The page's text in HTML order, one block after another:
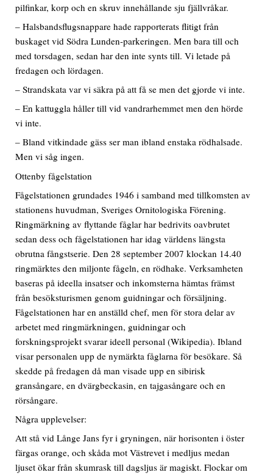
pilfinkar, korp och en skruv innehållande sju fjällvråkar.
– Halsbandsflugsnappare hade rapporterats flitigt från
buskaget vid Södra Lunden-parkeringen. Men bara till och
med torsdagen, sedan har den inte synts till. Vi letade på
fredagen och lördagen.
– Strandskata var vi säkra på att få se men det gjorde vi inte.
– En kattuggla håller till vid vandrarhemmet men den hörde
vi inte.
– Bland vitkindade gäss ser man ibland enstaka rödhalsade.
Men vi såg ingen.
Ottenby fågelstation
Fågelstationen grundades 1946 i samband med tillkomsten av
stationens huvudman, Sveriges Ornitologiska Förening.
Ringmärkning av flyttande fåglar har bedrivits oavbrutet
sedan dess och fågelstationen har idag världens längsta
obrutna fångstserie. Den 28 september 2007 klockan 14.40
ringmärktes den miljonte fågeln, en rödhake. Verksamheten
baseras på ideella insatser och inkomsterna hämtas främst
från besöksturismen genom guidningar och försäljning.
Fågelstationen har en anställd chef, men för stora delar av
arbetet med ringmärkningen, guidningar och
forskningsprojekt svarar ideell personal (Wikipedia). Ibland
visar personalen upp de nymärkta fåglarna för besökare. Så
skedde på fredagen då man visade upp en sibirisk
gransångare, en dvärgbeckasin, en tajgasångare och en
rörsångare.
Några upplevelser:
Att stå vid Långe Jans fyr i gryningen, när horisonten i öster
färgas orange, och skåda mot Västrevet i medljus medan
ljuset ökar från skumrask till dagsljus är magiskt. Flockar om